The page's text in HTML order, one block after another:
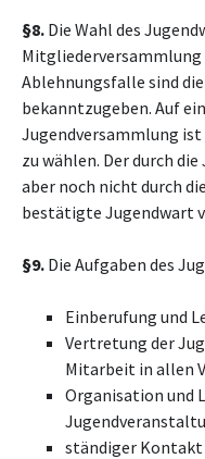
§8. Die Wahl des
Mitgliederversammlung
Ablehnungsfalle sind
bekanntzugeben. Auf
Jugendversammlung
zu wählen. Der durch
aber noch nicht durch
bestätigte Jugendwart
§9. Die Aufgaben des
Einberufung und
Vertretung der
Mitarbeit in allen
Organisation und
ständiger